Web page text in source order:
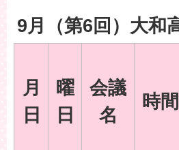
9月（第6回）大和
月
日
曜
日
会議
名
時間